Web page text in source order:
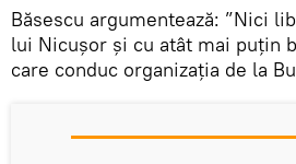
Băsescu argumentează: ”Nici
lui Nicuşor şi cu atât mai puţin
care conduc organizaţia de la